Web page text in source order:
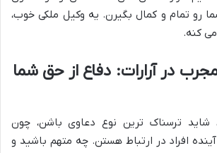
رو تمام و کمال بگیرن. یه وکیل ملکی خوب،
کنه.
در آرارات: دفاع از حق شما
شاید ترسناک ترین نوع دعاوی باشن، چون
افراد در ارتباط هستن. چه متهم باشید و